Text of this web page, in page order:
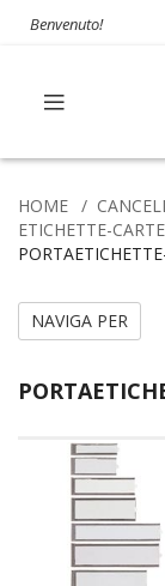
Benvenuto!
HOME
ETICHETTE-
NAVIGA PER